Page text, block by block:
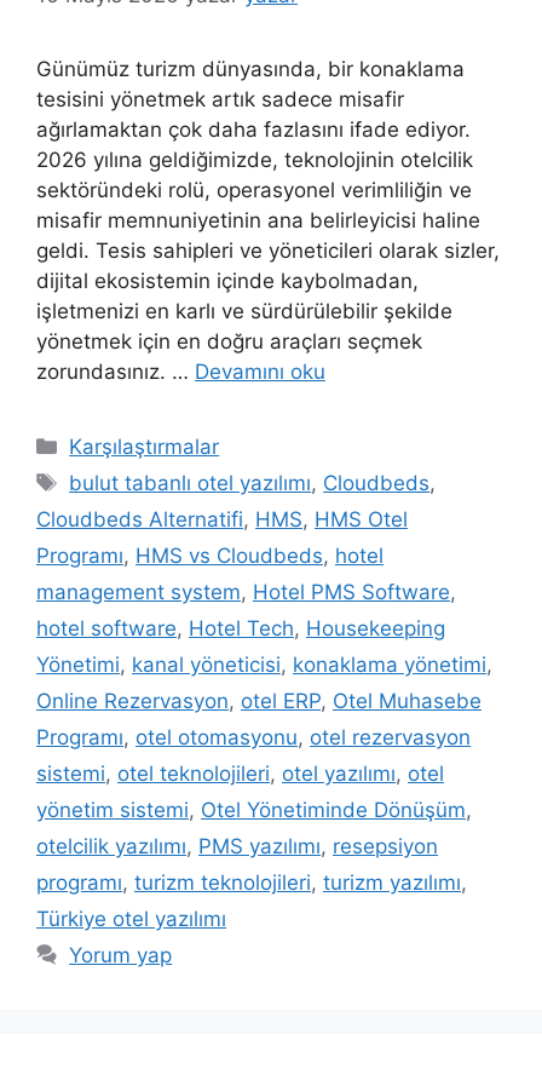
Günümüz turizm dünyasında, bir konaklama
tesisini yönetmek artık sadece misafir
ağırlamaktan çok daha fazlasını ifade ediyor.
2026 yılına geldiğimizde, teknolojinin otelcilik
sektöründeki rolü, operasyonel verimliliğin ve
misafir memnuniyetinin ana belirleyicisi haline
geldi. Tesis sahipleri ve yöneticileri olarak sizler,
dijital ekosistemin içinde kaybolmadan,
işletmenizi en karlı ve sürdürülebilir şekilde
yönetmek için en doğru araçları seçmek
zorundasınız. … Devamını oku
Kategoriler
Karşılaştırmalar
Etiketler
bulut tabanlı otel yazılımı, Cloudbeds,
Cloudbeds Alternatifi, HMS, HMS Otel
Programı, HMS vs Cloudbeds, hotel
management system, Hotel PMS Software,
hotel software, Hotel Tech, Housekeeping
Yönetimi, kanal yöneticisi, konaklama yönetimi,
Online Rezervasyon, otel ERP, Otel Muhasebe
Programı, otel otomasyonu, otel rezervasyon
sistemi, otel teknolojileri, otel yazılımı, otel
yönetim sistemi, Otel Yönetiminde Dönüşüm,
otelcilik yazılımı, PMS yazılımı, resepsiyon
programı, turizm teknolojileri, turizm yazılımı,
Türkiye otel yazılımı
Yorum yap